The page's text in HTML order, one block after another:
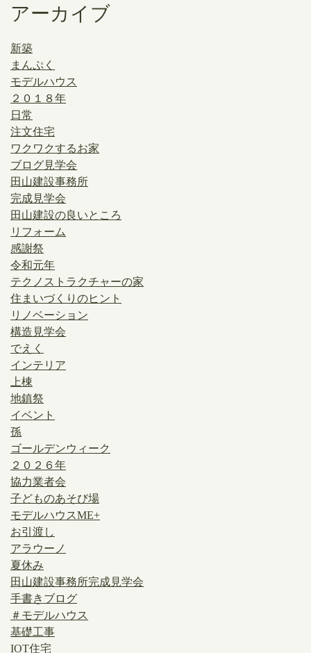
アーカイブ
新築
まんぷく
モデルハウス
２０１８年
日常
注文住宅
ワクワクするお家
ブログ見学会
田山建設事務所
完成見学会
田山建設の良いところ
リフォーム
感謝祭
令和元年
テクノストラクチャーの家
住まいづくりのヒント
リノベーション
構造見学会
でえく
インテリア
上棟
地鎮祭
イベント
孫
ゴールデンウィーク
２０２６年
協力業者会
子どものあそび場
モデルハウスME+
お引渡し
アラウーノ
夏休み
田山建設事務所完成見学会
手書きブログ
＃モデルハウス
基礎工事
IOT住宅